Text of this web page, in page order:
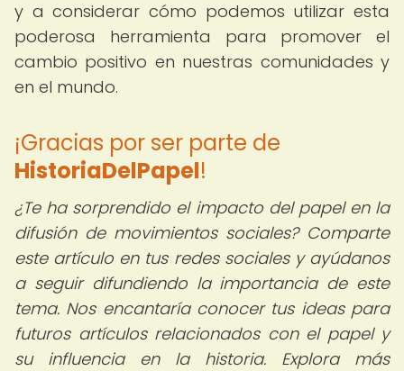
y a considerar cómo podemos utilizar esta
poderosa herramienta para promover el
cambio positivo en nuestras comunidades y
en el mundo.
¡Gracias por ser parte de
HistoriaDelPapel!
¿Te ha sorprendido el impacto del papel en la
difusión de movimientos sociales? Comparte
este artículo en tus redes sociales y ayúdanos
a seguir difundiendo la importancia de este
tema. Nos encantaría conocer tus ideas para
futuros artículos relacionados con el papel y
su influencia en la historia. Explora más